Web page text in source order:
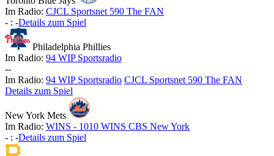
Im Radio: CJCL Sportsnet 590 The FAN
- : -Details zum Spiel
Philadelphia Phillies
Im Radio: 94 WIP Sportsradio
--
Im Radio: 94 WIP Sportsradio CJCL Sportsnet 590 The FAN
Details zum Spiel
New York Mets
Im Radio: WINS - 1010 WINS CBS New York
- : -Details zum Spiel